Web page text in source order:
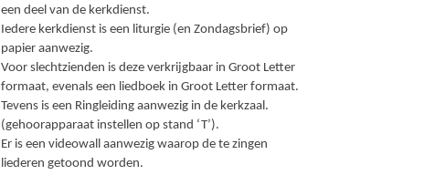
een deel van de kerkdienst.
Iedere kerkdienst is een liturgie (en Zondagsbrief) op
papier aanwezig.
Voor slechtzienden is deze verkrijgbaar in Groot Letter
formaat, evenals een liedboek in Groot Letter formaat.
Tevens is een Ringleiding aanwezig in de kerkzaal.
(gehoorapparaat instellen op stand ‘T’).
Er is een videowall aanwezig waarop de te zingen
liederen getoond worden.